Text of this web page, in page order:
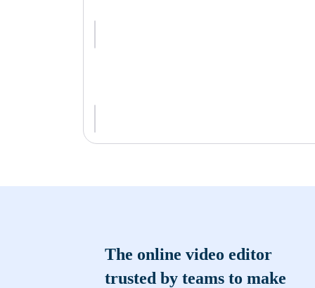
The online video editor
trusted by teams to make